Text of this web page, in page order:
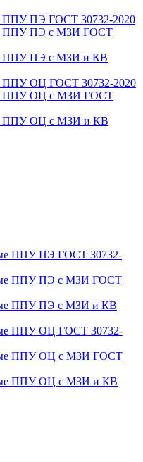
ППУ ПЭ ГОСТ 30732-2020
ППУ ПЭ с МЗИ ГОСТ
ППУ ПЭ с МЗИ и КВ
ППУ ОЦ ГОСТ 30732-2020
ППУ ОЦ с МЗИ ГОСТ
ППУ ОЦ с МЗИ и КВ
ППУ ПЭ ГОСТ 30732-
ППУ ПЭ с МЗИ ГОСТ
ППУ ПЭ с МЗИ и КВ
ППУ ОЦ ГОСТ 30732-
ППУ ОЦ с МЗИ ГОСТ
ППУ ОЦ с МЗИ и КВ